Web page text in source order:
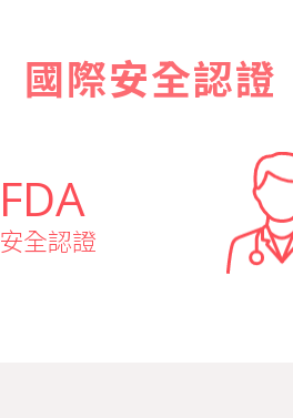
國際安全認證
FDA
安全認證